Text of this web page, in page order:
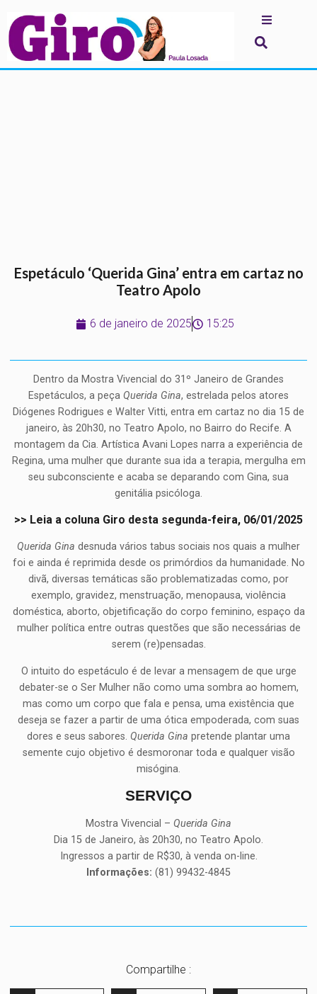
Espetáculo ‘Querida Gina’ entra em cartaz no
Teatro Apolo
6 de janeiro de 2025 15:25
Dentro da Mostra Vivencial do 31º Janeiro de Grandes
Espetáculos, a peça Querida Gina, estrelada pelos atores
Diógenes Rodrigues e Walter Vitti, entra em cartaz no dia 15 de
janeiro, às 20h30, no Teatro Apolo, no Bairro do Recife. A
montagem da Cia. Artística Avani Lopes narra a experiência de
Regina, uma mulher que durante sua ida a terapia, mergulha em
seu subconsciente e acaba se deparando com Gina, sua
genitália psicóloga.
>> Leia a coluna Giro desta segunda-feira, 06/01/2025
Querida Gina desnuda vários tabus sociais nos quais a mulher
foi e ainda é reprimida desde os primórdios da humanidade. No
divã, diversas temáticas são problematizadas como, por
exemplo, gravidez, menstruação, menopausa, violência
doméstica, aborto, objetificação do corpo feminino, espaço da
mulher política entre outras questões que são necessárias de
serem (re)pensadas.
O intuito do espetáculo é de levar a mensagem de que urge
debater-se o Ser Mulher não como uma sombra ao homem,
mas como um corpo que fala e pensa, uma existência que
deseja se fazer a partir de uma ótica empoderada, com suas
dores e seus sabores. Querida Gina pretende plantar uma
semente cujo objetivo é desmoronar toda e qualquer visão
misógina.
SERVIÇO
Mostra Vivencial – Querida Gina
Dia 15 de Janeiro, às 20h30, no Teatro Apolo.
Ingressos a partir de R$30, à venda on-line.
Informações: (81) 99432-4845
Compartilhe :